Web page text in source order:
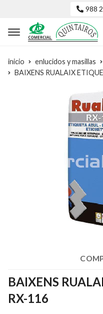
988
inicio enlucidos y masillas
BAIXENS RUALAIX
BAIXENS
RX-116